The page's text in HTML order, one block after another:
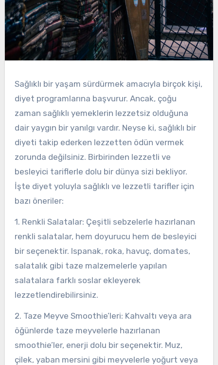
Sağlıklı bir yaşam sürdürmek amacıyla birçok kişi,
diyet programlarına başvurur. Ancak, çoğu
zaman sağlıklı yemeklerin lezzetsiz olduğuna
dair yaygın bir yanılgı vardır. Neyse ki, sağlıklı bir
diyeti takip ederken lezzetten ödün vermek
zorunda değilsiniz. Birbirinden lezzetli ve
besleyici tariflerle dolu bir dünya sizi bekliyor.
İşte diyet yoluyla sağlıklı ve lezzetli tarifler için
bazı öneriler:
1. Renkli Salatalar: Çeşitli sebzelerle hazırlanan
renkli salatalar, hem doyurucu hem de besleyici
bir seçenektir. Ispanak, roka, havuç, domates,
salatalık gibi taze malzemelerle yapılan
salatalara farklı soslar ekleyerek
lezzetlendirebilirsiniz.
2. Taze Meyve Smoothie’leri: Kahvaltı veya ara
öğünlerde taze meyvelerle hazırlanan
smoothie’ler, enerji dolu bir seçenektir. Muz,
çilek, yaban mersini gibi meyvelerle yoğurt veya